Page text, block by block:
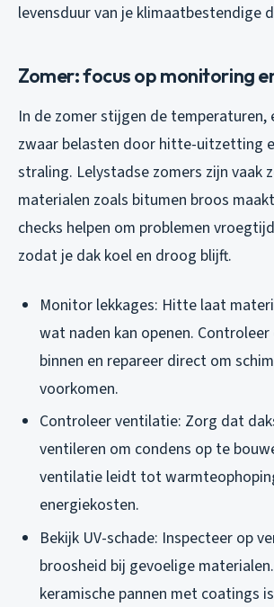
levensduur van je klimaatbestendige
Zomer: focus op monitoring
In de zomer stijgen de temperaturen,
zwaar belasten door hitte-uitzetting
straling. Lelystadse zomers zijn vaak
materialen zoals bitumen broos
checks helpen om problemen
zodat je dak koel en droog blijft.
Monitor lekkages: Hitte laat
wat naden kan openen.
binnen en repareer direct om
voorkomen.
Controleer ventilatie: Zorg dat
ventileren om condens op te
ventilatie leidt tot
energiekosten.
Bekijk UV-schade: Inspecteer op
broosheid bij gevoelige
keramische pannen met coatings